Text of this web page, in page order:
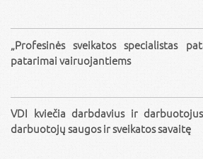
„Profesinės sveikatos specialistas
patarimai vairuojantiems
VDI kviečia darbdavius ir
darbuotojų saugos ir sveikatos savaitę